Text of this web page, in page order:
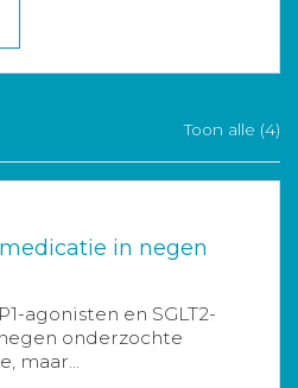
Toon alle (4)
in negen
agonisten en SGLT2-
onderzochte
maar...